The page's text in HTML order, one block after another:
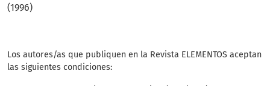
(1996)
Los autores/as que publiquen en la Revista ELEMENTOS aceptan
las siguientes condiciones: